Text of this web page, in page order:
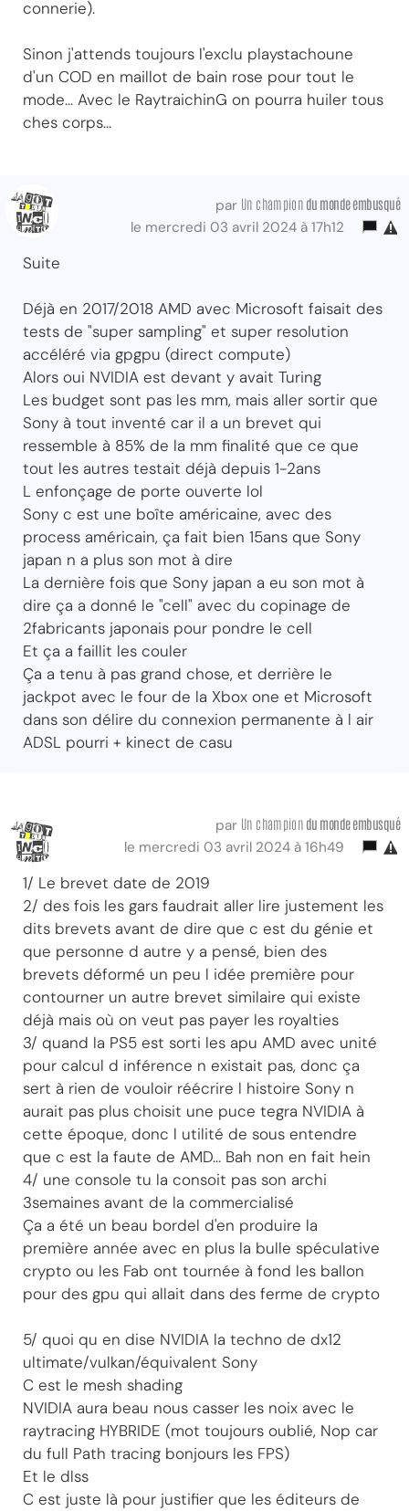
connerie).
Sinon j'attends toujours l'exclu playstachoune
d'un COD en maillot de bain rose pour tout le
mode... Avec le RaytraichinG on pourra huiler tous
ches corps...
par Un champion du monde embusqué
le mercredi 03 avril 2024 à 17h12
Suite
Déjà en 2017/2018 AMD avec Microsoft faisait des
tests de "super sampling" et super resolution
accéléré via gpgpu (direct compute)
Alors oui NVIDIA est devant y avait Turing
Les budget sont pas les mm, mais aller sortir que
Sony à tout inventé car il a un brevet qui
ressemble à 85% de la mm finalité que ce que
tout les autres testait déjà depuis 1-2ans
L enfonçage de porte ouverte lol
Sony c est une boîte américaine, avec des
process américain, ça fait bien 15ans que Sony
japan n a plus son mot à dire
La dernière fois que Sony japan a eu son mot à
dire ça a donné le "cell" avec du copinage de
2fabricants japonais pour pondre le cell
Et ça a faillit les couler
Ça a tenu à pas grand chose, et derrière le
jackpot avec le four de la Xbox one et Microsoft
dans son délire du connexion permanente à l air
ADSL pourri + kinect de casu
par Un champion du monde embusqué
le mercredi 03 avril 2024 à 16h49
1/ Le brevet date de 2019
2/ des fois les gars faudrait aller lire justement les
dits brevets avant de dire que c est du génie et
que personne d autre y a pensé, bien des
brevets déformé un peu l idée première pour
contourner un autre brevet similaire qui existe
déjà mais où on veut pas payer les royalties
3/ quand la PS5 est sorti les apu AMD avec unité
pour calcul d inférence n existait pas, donc ça
sert à rien de vouloir réécrire l histoire Sony n
aurait pas plus choisit une puce tegra NVIDIA à
cette époque, donc l utilité de sous entendre
que c est la faute de AMD... Bah non en fait hein
4/ une console tu la consoit pas son archi
3semaines avant de la commercialisé
Ça a été un beau bordel d'en produire la
première année avec en plus la bulle spéculative
crypto ou les Fab ont tournée à fond les ballon
pour des gpu qui allait dans des ferme de crypto
5/ quoi qu en dise NVIDIA la techno de dx12
ultimate/vulkan/équivalent Sony
C est le mesh shading
NVIDIA aura beau nous casser les noix avec le
raytracing HYBRIDE (mot toujours oublié, Nop car
du full Path tracing bonjours les FPS)
Et le dlss
C est juste là pour justifier que les éditeurs de